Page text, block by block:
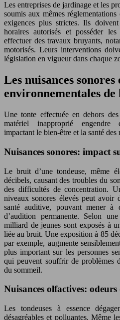
Les entreprises de jardinage et les
soumis aux mêmes
exigences plus strictes. Ils doivent
horaires autorisés et posséder les
effectuer des travaux bruyants,
motorisés. Leurs interventions
législation en vigueur dans chaque
Les nuisances sonores
environnementales de
Une tonte effectuée en dehors
matériel inapproprié engendre
impactant le bien-être et la santé des
Nuisances sonores: impact
Le bruit d’une tondeuse, même
décibels, causant des troubles du
des difficultés de concentration.
niveaux sonores élevés peut avoir
santé auditive, pouvant mener à
d’audition permanente. Selon
milliard de jeunes sont exposés à
liée au bruit. Une exposition à 85
par exemple, augmente
plus important sur les personnes
qui peuvent souffrir de problèmes
du sommeil.
Nuisances olfactives: odeurs
Les tondeuses à essence
désagréables et polluantes. Même